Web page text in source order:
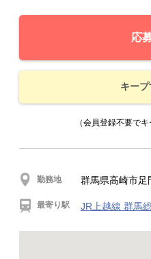
応
キープ
（会員登録不要で
勤務地 群馬県高崎市足
最寄り駅 JR上越線 群馬